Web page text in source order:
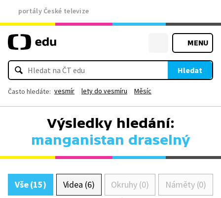
portály České televize
MENU
Hledat
Často hledáte: vesmír lety do vesmíru Měsíc
Výsledky hledání:
manganistan draselný
Vše (15) Videa (6) Okruhy (0) Náměty (0)